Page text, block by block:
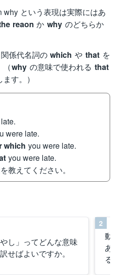
という表現は実際にはあ
reaon か why のどちらか
係代名詞の which や that を
（why の意味で使われる that
す。）
were late.
which you were late.
you were late.
教えてください。
し」ってどんな意味
せばよいですか。
動
あ
2